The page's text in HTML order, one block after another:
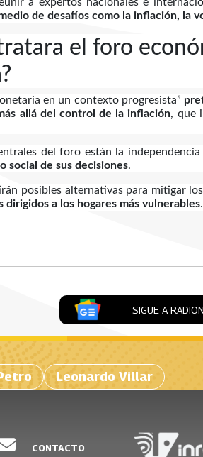
de desafíos como la inflación, la
el foro
en un contexto progresista”
allá del control de la inflación, que
del foro están la
social de sus decisiones.
posibles alternativas para mitigar
dirigidos a los hogares más vulnerables.
SIGUE A
Leonardo Villar
CONTACTO